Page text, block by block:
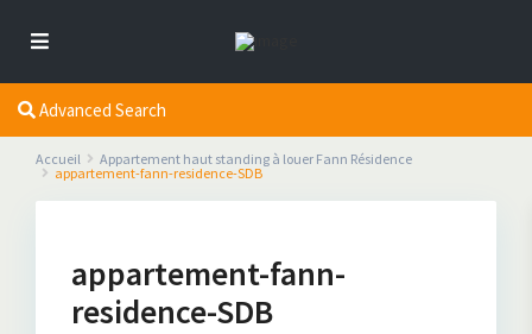
Advanced Search
Accueil
Appartement haut standing à louer Fann Résidence
appartement-fann-residence-SDB
appartement-fann-
residence-SDB